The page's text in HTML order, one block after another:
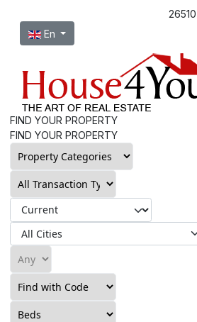
Select your language
En
FIND YOUR PROPERTY
FIND YOUR PROPERTY